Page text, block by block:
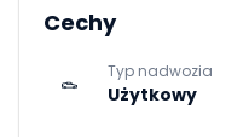
Cechy
Typ nadwozia
Użytkowy